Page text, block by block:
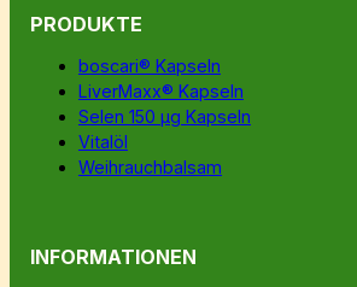
PRODUKTE
boscari® Kapseln
LiverMaxx® Kapseln
Selen 150 µg Kapseln
Vitalöl
Weihrauchbalsam
INFORMATIONEN